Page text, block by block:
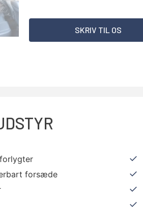
SKRIV TIL OS
forsæde